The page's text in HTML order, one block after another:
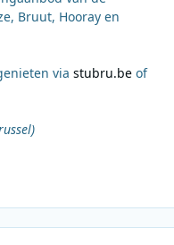
Bruut, Hooray en
via stubru.be of